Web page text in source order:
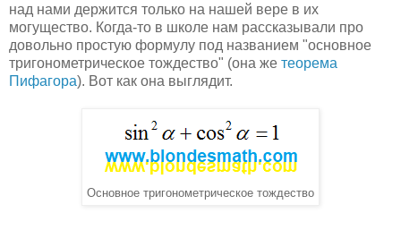
над нами держится только на нашей вере в их
могущество. Когда-то в школе нам рассказывали про
довольно простую формулу под названием "основное
тригонометрическое тождество" (она же теорема
Пифагора). Вот как она выглядит.
Основное тригонометрическое тождество